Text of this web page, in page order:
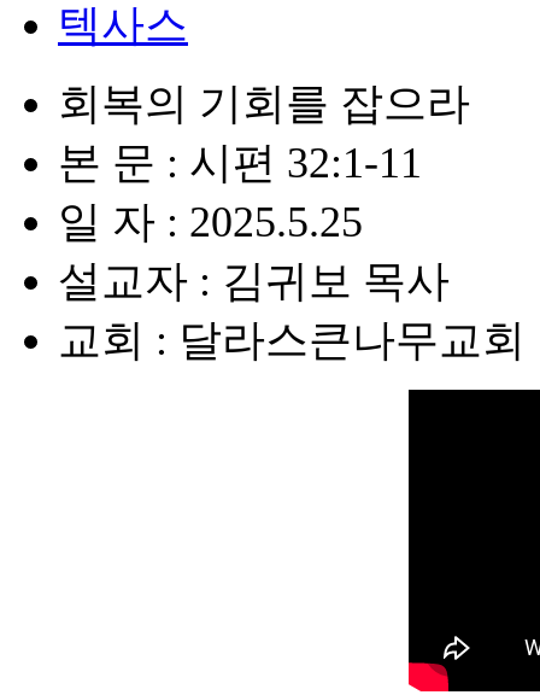
텍사스
회복의 기회를 잡으라
본 문 : 시편 32:1-11
일 자 : 2025.5.25
설교자 : 김귀보 목사
교회 : 달라스큰나무교회